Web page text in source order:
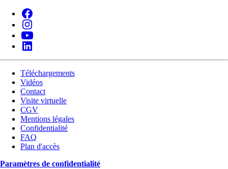
Téléchargements
Vidéos
Contact
Visite virtuelle
CGV
Mentions légales
Confidentialité
FAQ
Plan d'accès
Paramètres de confidentialité